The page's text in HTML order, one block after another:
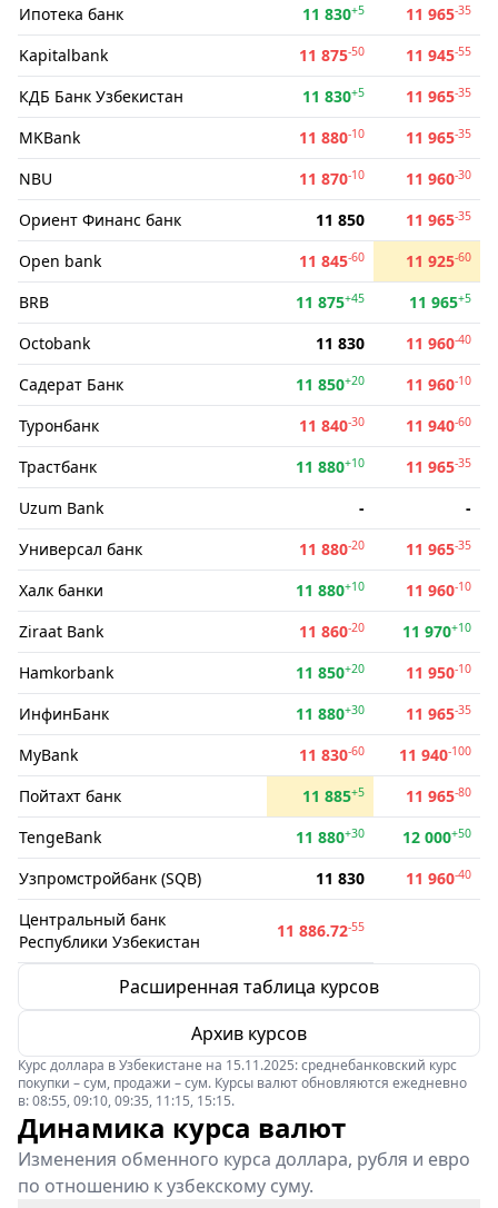
Ипотека банк 11 830+5 11 965-35
Kapitalbank 11 875-50 11 945-55
КДБ Банк Узбекистан 11 830+5 11 965-35
MKBank 11 880-10 11 965-35
NBU 11 870-10 11 960-30
Ориент Финанс банк 11 850 11 965-35
Open bank 11 845-60 11 925-60
BRB 11 875+45 11 965+5
Octobank 11 830 11 960-40
Садерат Банк 11 850+20 11 960-10
Туронбанк 11 840-30 11 940-60
Трастбанк 11 880+10 11 965-35
Uzum Bank -
-
Универсал банк
11 880-20 11 965-35
Халк банки 11 880+10 11 960-10
Ziraat Bank 11 860-20 11 970+10
Hamkorbank 11 850+20 11 950-10
ИнфинБанк 11 880+30 11 965-35
MyBank 11 830-60 11 940-100
Пойтахт банк 11 885+5 11 965-80
TengeBank 11 880+30 12 000+50
Узпромстройбанк (SQB) 11 830 11 960-40
Центральный банк
Республики Узбекистан
11 886.72-55
Расширенная таблица курсов
Архив курсов
Курс доллара в Узбекистане на 15.11.2025: среднебанковский курс
покупки – сум, продажи – сум. Курсы валют обновляются ежедневно
в: 08:55, 09:10, 09:35, 11:15, 15:15.
Динамика курса валют
Изменения обменного курса доллара, рубля и евро
по отношению к узбекскому суму.